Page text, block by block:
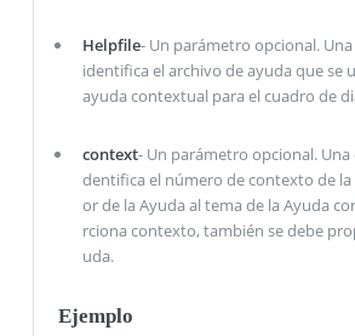
Helpfile- Un parámetro opcional.
identifica el archivo de ayuda que se
ayuda contextual para el cuadro de
context- Un parámetro opcional.
dentifica el número de contexto de
or de la Ayuda al tema de la Ayuda
rciona contexto, también se debe
uda.
Ejemplo